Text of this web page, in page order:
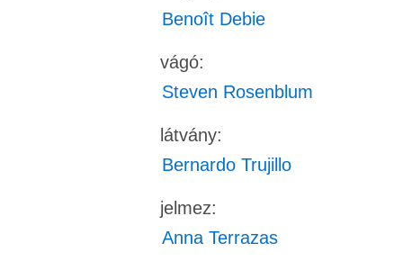
Benoît Debie
vágó:
Steven Rosenblum
látvány:
Bernardo Trujillo
jelmez:
Anna Terrazas